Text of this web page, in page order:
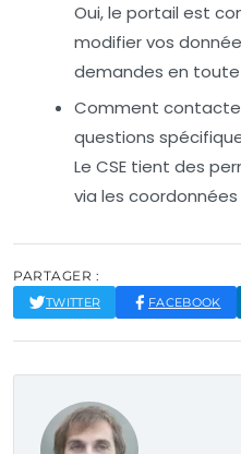
Oui, le portail est
modifier vos
demandes en
Comment
questions
Le CSE tient des
via les coordonnées
PARTAGER :
TWITTER FACEBOOK